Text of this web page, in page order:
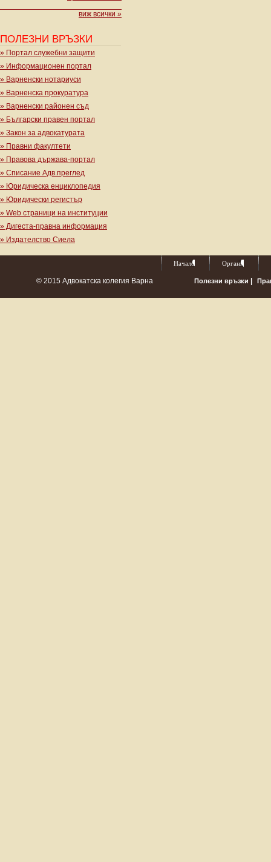
виж всички »
ПОЛЕЗНИ ВРЪЗКИ
» Портал служебни защити
» Информационен портал
» Варненски нотариуси
» Варненска прокуратура
» Варненски районен съд
» Български правен портал
» Закон за адвокатурата
» Правни факултети
» Правова държава-портал
» Списание Адв.преглед
» Юридическа енциклопедия
» Юридически регистър
» Web страници на институции
» Дигеста-правна информация
» Издателство Сиела
Начало Органи
© 2015 Адвокатска колегия Варна Полезни връзки